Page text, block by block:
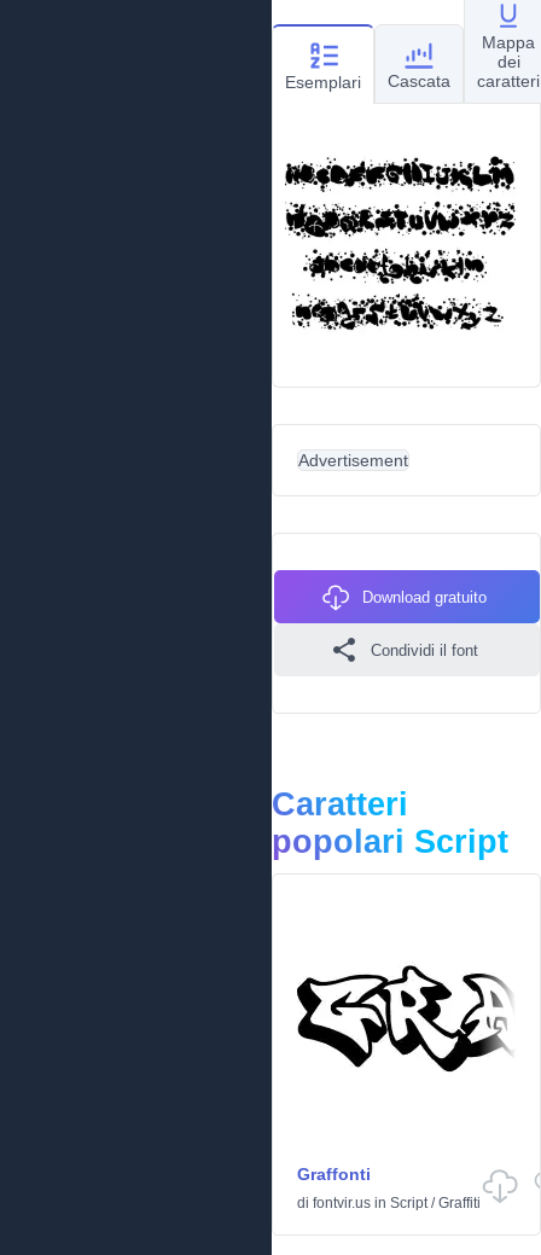
Esemplari Cascata
Mappa
dei
caratteri
Advertisement
Download gratuito
Condividi il font
Caratteri
popolari Script
Graffonti
di fontvir.us in Script/Graffiti